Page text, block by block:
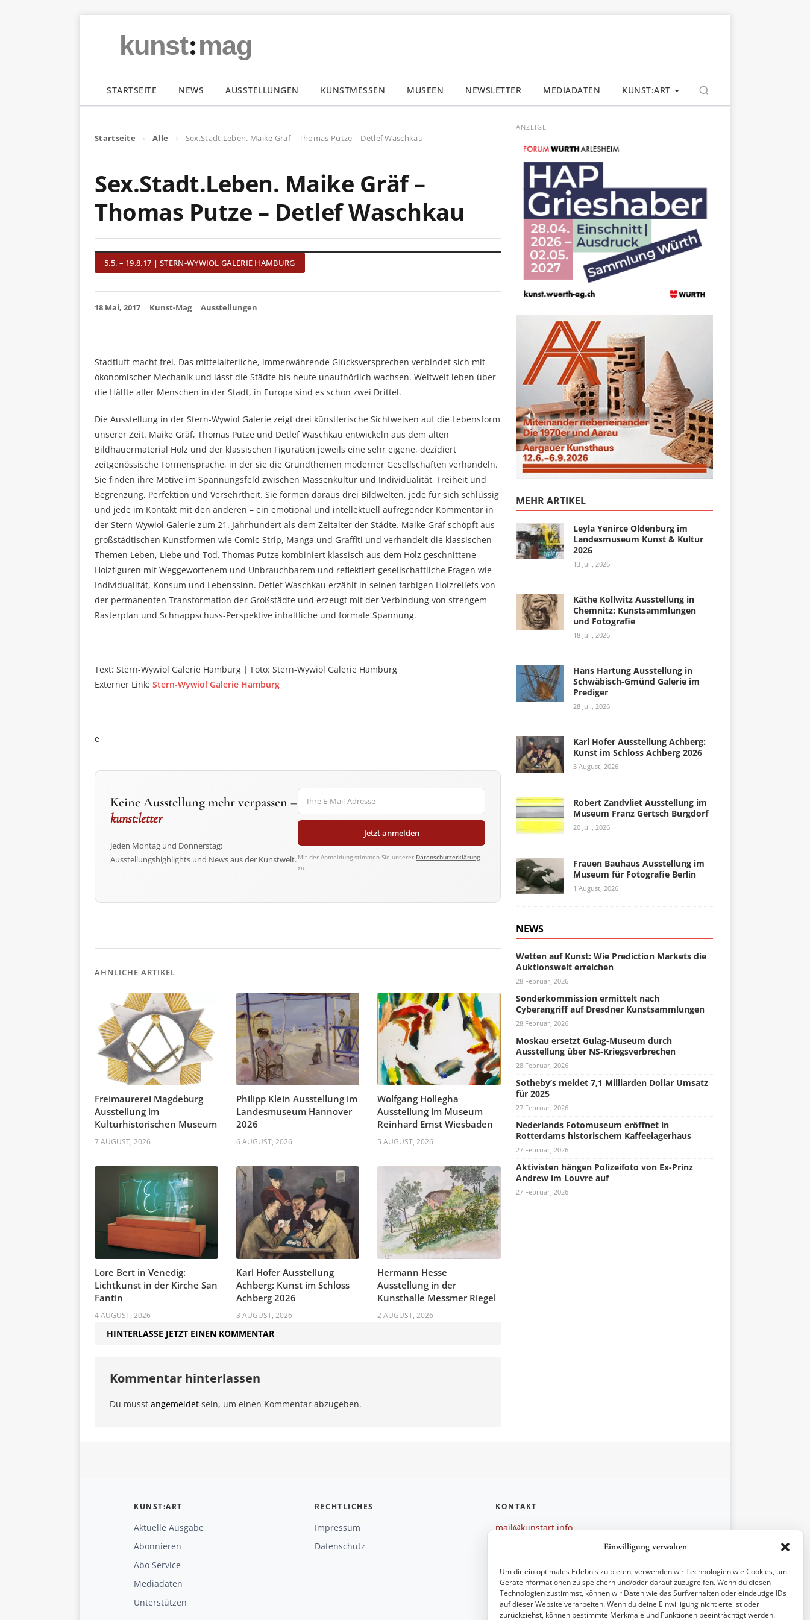
Einwilligung verwalten
Um dir ein optimales Erlebnis zu bieten, verwenden wir Technologien wie Cookies, um
Geräteinformationen zu speichern und/oder darauf zuzugreifen. Wenn du diesen
Technologien zustimmst, können wir Daten wie das Surfverhalten oder eindeutige IDs
auf dieser Website verarbeiten. Wenn du deine Einwilligung nicht erteilst oder
zurückziehst, können bestimmte Merkmale und Funktionen beeinträchtigt werden.
kunst:mag
STARTSEITE NEWS AUSSTELLUNGEN KUNSTMESSEN MUSEEN NEWSLETTER MEDIADATEN KUNST:ART
Startseite Alle Sex.Stadt.Leben. Maike Gräf – Thomas Putze – Detlef Waschkau
Sex.Stadt.Leben. Maike Gräf –
Thomas Putze – Detlef Waschkau
5.5. – 19.8.17 | STERN-WYWIOL GALERIE HAMBURG
18 Mai, 2017 Kunst-Mag Ausstellungen
Stadtluft macht frei. Das mittelalterliche, immerwährende Glücksversprechen verbindet sich mit
ökonomischer Mechanik und lässt die Städte bis heute unaufhörlich wachsen. Weltweit leben über
die Hälfte aller Menschen in der Stadt, in Europa sind es schon zwei Drittel.
Die Ausstellung in der Stern-Wywiol Galerie zeigt drei künstlerische Sichtweisen auf die Lebensform
unserer Zeit. Maike Gräf, Thomas Putze und Detlef Waschkau entwickeln aus dem alten
Bildhauermaterial Holz und der klassischen Figuration jeweils eine sehr eigene, dezidiert
zeitgenössische Formensprache, in der sie die Grundthemen moderner Gesellschaften verhandeln.
Sie finden ihre Motive im Spannungsfeld zwischen Massenkultur und Individualität, Freiheit und
Begrenzung, Perfektion und Versehrtheit. Sie formen daraus drei Bildwelten, jede für sich schlüssig
und jede im Kontakt mit den anderen – ein emotional und intellektuell aufregender Kommentar in
der Stern-Wywiol Galerie zum 21. Jahrhundert als dem Zeitalter der Städte. Maike Gräf schöpft aus
großstädtischen Kunstformen wie Comic-Strip, Manga und Graffiti und verhandelt die klassischen
Themen Leben, Liebe und Tod. Thomas Putze kombiniert klassisch aus dem Holz geschnittene
Holzfiguren mit Weggeworfenem und Unbrauchbarem und reflektiert gesellschaftliche Fragen wie
Individualität, Konsum und Lebenssinn. Detlef Waschkau erzählt in seinen farbigen Holzreliefs von
der permanenten Transformation der Großstädte und erzeugt mit der Verbindung von strengem
Rasterplan und Schnappschuss-Perspektive inhaltliche und formale Spannung.
Text: Stern-Wywiol Galerie Hamburg | Foto: Stern-Wywiol Galerie Hamburg
Externer Link: Stern-Wywiol Galerie Hamburg
e
Keine Ausstellung mehr verpassen –
kunst:letter
Jeden Montag und Donnerstag:
Ausstellungshighlights und News aus der Kunstwelt.
Jetzt anmelden
Mit der Anmeldung stimmen Sie unserer Datenschutzerklärung
zu.
ÄHNLICHE ARTIKEL
Freimaurerei Magdeburg
Ausstellung im
Kulturhistorischen Museum
7 AUGUST, 2026
Philipp Klein Ausstellung im
Landesmuseum Hannover
2026
6 AUGUST, 2026
Wolfgang Hollegha
Ausstellung im Museum
Reinhard Ernst Wiesbaden
5 AUGUST, 2026
Lore Bert in Venedig:
Lichtkunst in der Kirche San
Fantin
4 AUGUST, 2026
Karl Hofer Ausstellung
Achberg: Kunst im Schloss
Achberg 2026
3 AUGUST, 2026
Hermann Hesse
Ausstellung in der
Kunsthalle Messmer Riegel
2 AUGUST, 2026
HINTERLASSE JETZT EINEN KOMMENTAR
Kommentar hinterlassen
Du musst angemeldet sein, um einen Kommentar abzugeben.
ANZEIGE
MEHR ARTIKEL
Leyla Yenirce Oldenburg im
Landesmuseum Kunst & Kultur
2026
13 Juli, 2026
Käthe Kollwitz Ausstellung in
Chemnitz: Kunstsammlungen
und Fotografie
18 Juli, 2026
Hans Hartung Ausstellung in
Schwäbisch-Gmünd Galerie im
Prediger
28 Juli, 2026
Karl Hofer Ausstellung Achberg:
Kunst im Schloss Achberg 2026
3 August, 2026
Robert Zandvliet Ausstellung im
Museum Franz Gertsch Burgdorf
20 Juli, 2026
Frauen Bauhaus Ausstellung im
Museum für Fotografie Berlin
1 August, 2026
NEWS
Wetten auf Kunst: Wie Prediction Markets die
Auktionswelt erreichen
28 Februar, 2026
Sonderkommission ermittelt nach
Cyberangriff auf Dresdner Kunstsammlungen
28 Februar, 2026
Moskau ersetzt Gulag-Museum durch
Ausstellung über NS-Kriegsverbrechen
28 Februar, 2026
Sotheby’s meldet 7,1 Milliarden Dollar Umsatz
für 2025
27 Februar, 2026
Nederlands Fotomuseum eröffnet in
Rotterdams historischem Kaffeelagerhaus
27 Februar, 2026
Aktivisten hängen Polizeifoto von Ex-Prinz
Andrew im Louvre auf
27 Februar, 2026
KUNST:ART
Aktuelle Ausgabe
Abonnieren
Abo Service
Mediadaten
Unterstützen
RECHTLICHES
Impressum
Datenschutz
KONTAKT
mail@kunstart.info